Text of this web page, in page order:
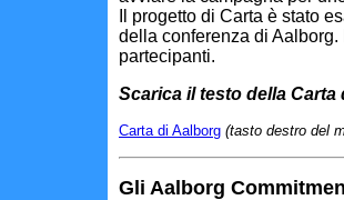
Il progetto di Carta è stato
della conferenza di
partecipanti.
Scarica il testo della Carta
Carta di Aalborg (tasto destro del
Gli Aalborg